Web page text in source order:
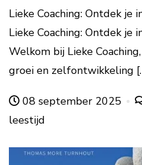
Lieke Coaching: Ontdek je
Lieke Coaching: Ontdek je
Welkom bij Lieke
groei en zelfontwikkeling
08 september 2025
leestijd